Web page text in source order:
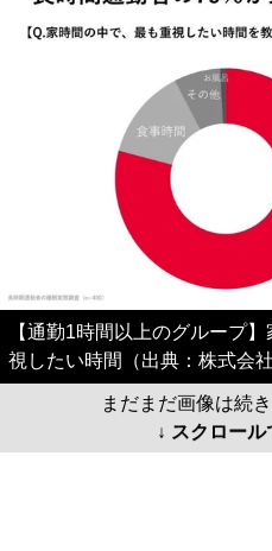
【通勤1時間以上のグループ
視したい時間（出典：株式会
まだまだ画像は続
↓ スクロール